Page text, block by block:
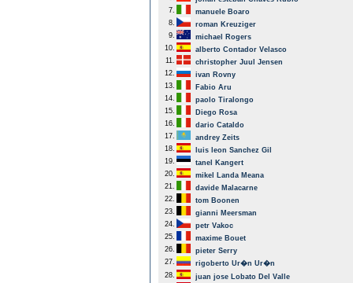
7.
manuele Boaro
8.
roman Kreuziger
9.
michael Rogers
10.
alberto Contador Velasco
11.
christopher Juul Jensen
12.
ivan Rovny
13.
Fabio Aru
14.
paolo Tiralongo
15.
Diego Rosa
16.
dario Cataldo
17.
andrey Zeits
18.
luis leon Sanchez Gil
19.
tanel Kangert
20.
mikel Landa Meana
21.
davide Malacarne
22.
tom Boonen
23.
gianni Meersman
24.
petr Vakoc
25.
maxime Bouet
26.
pieter Serry
27.
rigoberto Ur�n Ur�n
28.
juan jose Lobato Del Valle